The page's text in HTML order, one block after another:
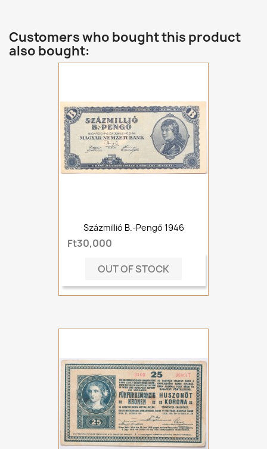
Customers who bought this product
also bought:
Százmillió B.-Pengő 1946
Ft30,000
OUT OF STOCK